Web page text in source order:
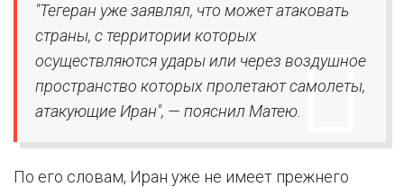
"Тегеран уже заявлял, что может атаковать
страны, с территории которых
осуществляются удары или через воздушное
пространство которых пролетают самолеты,
атакующие Иран", — пояснил Матею.
По его словам, Иран уже не имеет прежнего